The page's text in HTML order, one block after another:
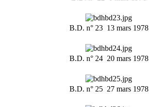
B.D. n° 23  13 mars 1978
B.D. n° 24  20 mars 1978
B.D. n° 25  27 mars 1978